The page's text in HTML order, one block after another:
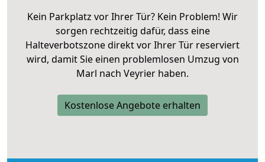
Kein Parkplatz vor Ihrer Tür? Kein Problem! Wir
sorgen rechtzeitig dafür, dass eine
Halteverbotszone direkt vor Ihrer Tür reserviert
wird, damit Sie einen problemlosen Umzug von
Marl nach Veyrier haben.
Kostenlose Angebote erhalten